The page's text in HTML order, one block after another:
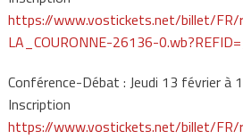
https://www.vostickets.net/billet/FR/
LA_COURONNE-26136-
Conférence-Débat : Jeudi 13 février à
Inscription
https://www.vostickets.net/billet/FR/